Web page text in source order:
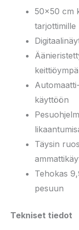
50×50 cm
tarjottimille
käyttöön
Täysin
Tehokas
pesuun
Tekniset tiedot